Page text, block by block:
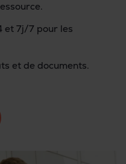
et 7j/7 pour les
et de documents.